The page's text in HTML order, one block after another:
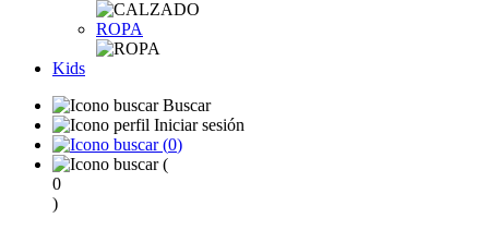
ROPA
Kids
Buscar
Iniciar sesión
(0)
(
0
)